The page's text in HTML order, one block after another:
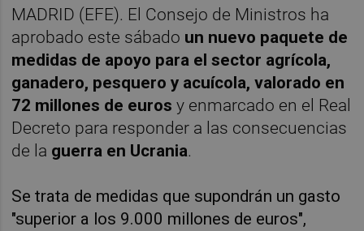
MADRID (EFE). El Consejo de Ministros ha
aprobado este sábado un nuevo paquete de
medidas de apoyo para el sector agrícola,
ganadero, pesquero y acuícola, valorado en
72 millones de eurosy enmarcado en el Real
Decreto para responder a las consecuencias
de la guerra en Ucrania.
Se trata de medidas que supondrán un gasto
"superior a los 9.000 millones de euros",